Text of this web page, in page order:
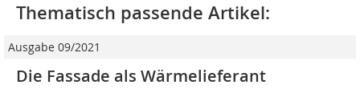
Thematisch passende Artikel:
Ausgabe 09/2021
Die Fassade als Wärmelieferant